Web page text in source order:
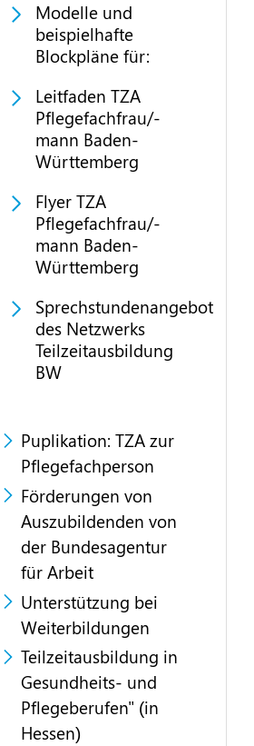
Modelle und
beispielhafte
Blockpläne für:
Leitfaden TZA
Pflegefachfrau/-
mann Baden-
Württemberg
Flyer TZA
Pflegefachfrau/-
mann Baden-
Württemberg
Sprechstundenangebot
des Netzwerks
Teilzeitausbildung
BW
Puplikation: TZA zur
Pflegefachperson
Förderungen von
Auszubildenden von
der Bundesagentur
für Arbeit
Unterstützung bei
Weiterbildungen
Teilzeitausbildung in
Gesundheits- und
Pflegeberufen" (in
Hessen)